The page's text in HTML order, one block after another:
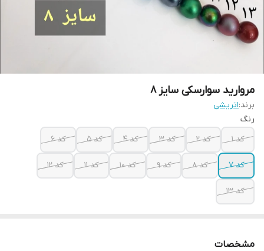
مروارید سوارسکی سایز ۸
برند:اتریشی
رنگ
کد ۱
کد ۲ کد ۳ کد ۴ کد ۵ کد ۶
کد ۷ کد ۸ کد ۹ کد ۱۰ کد ۱۱ کد ۱۲
کد ۱۳
مشخصات